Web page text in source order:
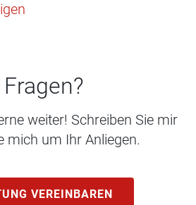
weiter! Schreiben Sie mir
mich um Ihr Anliegen.
VEREINBAREN